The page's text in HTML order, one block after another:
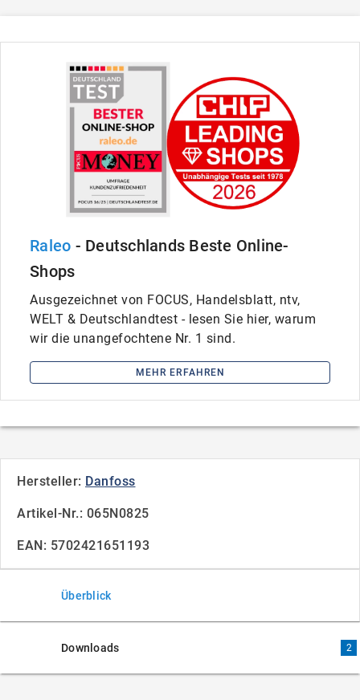
Raleo - Deutschlands Beste Online-
Shops
Ausgezeichnet von FOCUS, Handelsblatt, ntv,
WELT & Deutschlandtest - lesen Sie hier, warum
wir die unangefochtene Nr. 1 sind.
MEHR ERFAHREN
Hersteller: Danfoss
Artikel-Nr.: 065N0825
EAN: 5702421651193
Überblick
Downloads 2